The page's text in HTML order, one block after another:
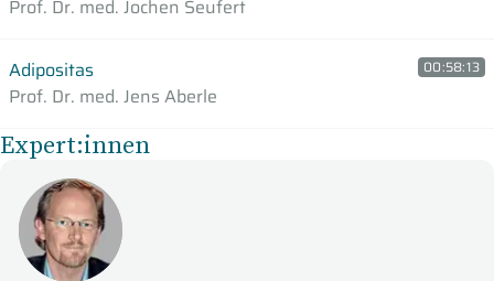
Prof. Dr. med. Jochen Seufert
Adipositas
Prof. Dr. med. Jens Aberle
00:58:13
Expert:innen